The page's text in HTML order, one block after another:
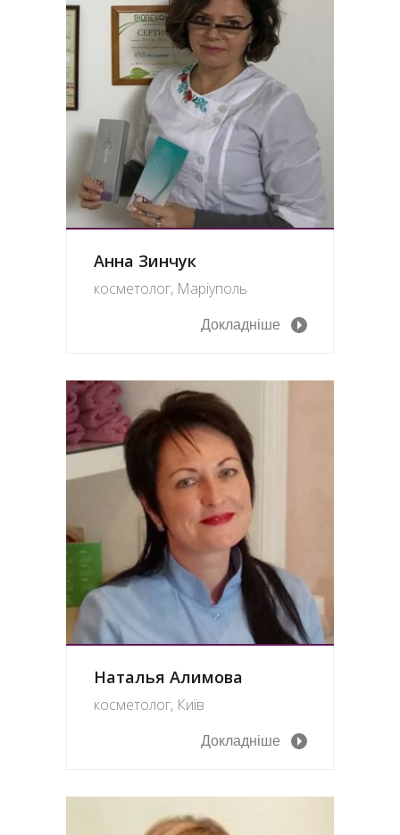
Анна Зинчук
косметолог, Маріуполь
Докладніше
Наталья Алимова
косметолог, Київ
Докладніше